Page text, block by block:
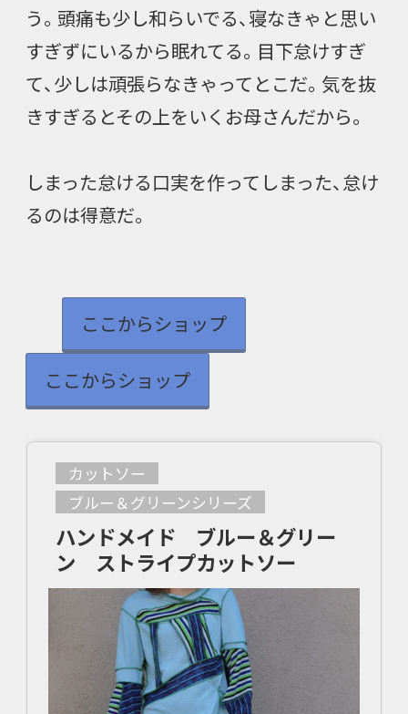
う。頭痛も少し和らいでる、寝なきゃと思い
すぎずにいるから眠れてる。目下怠けすぎ
て、少しは頑張らなきゃってとこだ。気を抜
きすぎるとその上をいくお母さんだから。
しまった怠ける口実を作ってしまった、怠け
るのは得意だ。
ここからショップ
ここからショップ
カットソー
ブルー＆グリーンシリーズ
ハンドメイド ブルー＆グリー
ン ストライプカットソー